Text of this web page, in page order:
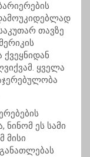
თავზე
ყველა
ეს სამი
მისი